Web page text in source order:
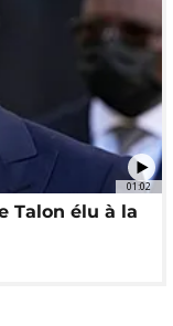
01:02
Talon élu à la